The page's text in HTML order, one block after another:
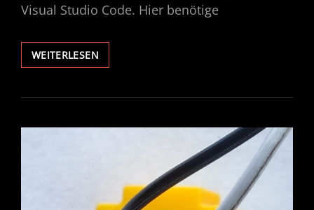
Visual Studio Code. Hier benötige
WEITERLESENVISUAL
STUDIO
X11